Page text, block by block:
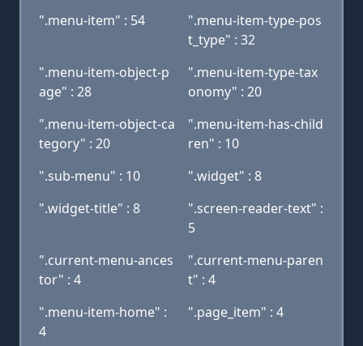
".menu-item" : 54
".menu-item-type-pos
t_type" : 32
".menu-item-object-p
age" : 28
".menu-item-type-tax
onomy" : 20
".menu-item-object-ca
tegory" : 20
".menu-item-has-child
ren" : 10
".sub-menu" : 10
".widget" : 8
".widget-title" : 8
".screen-reader-text" :
5
".current-menu-ances
tor" : 4
".current-menu-paren
t" : 4
".menu-item-home" :
4
".page_item" : 4